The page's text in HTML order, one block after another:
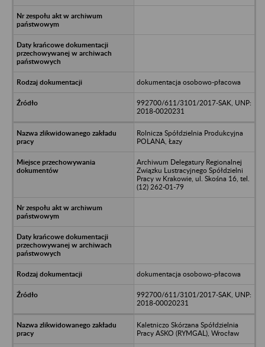
dokumentacja osobowo-płacowa
992700/611/3101/2017-SAK, UNP:
2018-0020231
Rolnicza Spółdzielnia Produkcyjna
POLANA, Łazy
Archiwum Delegatury Regionalnej
Związku Lustracyjnego Spółdzielni
Pracy w Krakowie, ul. Skośna 16, tel.
(12) 262-01-79
dokumentacja osobowo-płacowa
992700/611/3101/2017-SAK, UNP:
2018-00020231
Kaletniczo Skórzana Spółdzielnia
Pracy ASKO (RYMGAL), Wrocław